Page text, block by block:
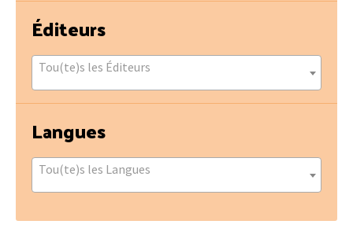
Éditeurs
Tou(te)s les Éditeurs
Langues
Tou(te)s les Langues